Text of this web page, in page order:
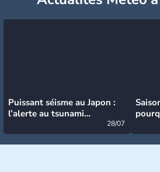
Puissant séisme au Japon :
l’alerte au tsunami
28/07